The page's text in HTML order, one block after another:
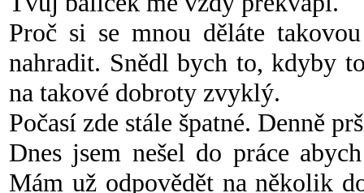
Proč si se mnou děláte
nahradit. Snědl bych to, kdyby
na takové dobroty zvyklý.
Počasí zde stále špatné. Denně
Dnes jsem nešel do práce
Mám už odpovědět na několik